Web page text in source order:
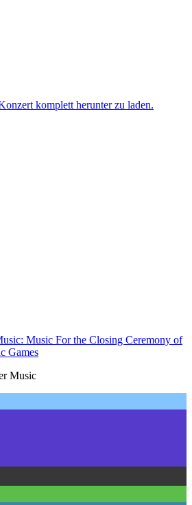
komplett herunter zu laden.
Music For the Closing Ceremony of
Games
Music